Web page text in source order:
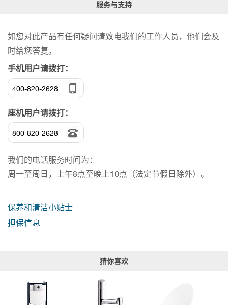
服务与支持
如您对此产品有任何疑问请致电我们的工作人员，他们会及
时给您答复。
手机用户请拨打：
400-820-2628
座机用户请拨打：
800-820-2628
我们的电话服务时间为：
周一至周日，上午8点至晚上10点（法定节假日除外）。
保养和清洁小贴士
担保信息
猜你喜欢